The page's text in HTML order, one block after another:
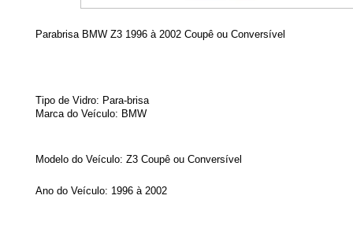
Parabrisa BMW Z3 1996 à 2002 Coupê ou Conversível
Tipo de Vidro: Para-brisa
Marca do Veículo: BMW
Modelo do Veículo: Z3 Coupê ou Conversível
Ano do Veículo: 1996 à 2002